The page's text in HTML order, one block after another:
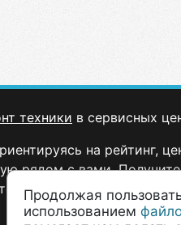
техники в сервисных
на рейтинг,
рядом с вами.
Продолжая
использованием